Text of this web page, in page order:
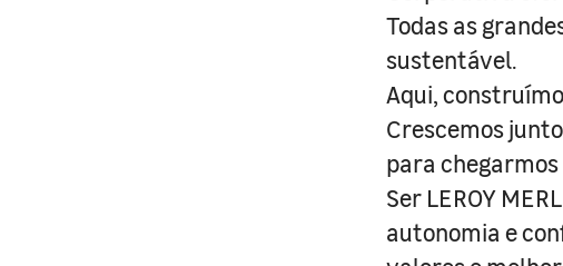
Todas as
sustentável.
Aqui,
Crescemos
para
Ser LEROY
autonomia e